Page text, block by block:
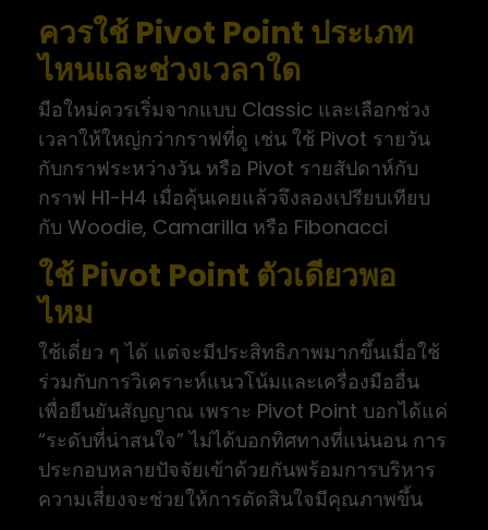
ควรใช้ Pivot Point ประเภท
ไหนและช่วงเวลาใด
มือใหม่ควรเริ่มจากแบบ Classic และเลือกช่วง
เวลาให้ใหญ่กว่ากราฟที่ดู เช่น ใช้ Pivot รายวัน
กับกราฟระหว่างวัน หรือ Pivot รายสัปดาห์กับ
กราฟ H1-H4 เมื่อคุ้นเคยแล้วจึงลองเปรียบเทียบ
กับ Woodie, Camarilla หรือ Fibonacci
ใช้ Pivot Point ตัวเดียวพอ
ไหม
ใช้เดี่ยว ๆ ได้ แต่จะมีประสิทธิภาพมากขึ้นเมื่อใช้
ร่วมกับการวิเคราะห์แนวโน้มและเครื่องมืออื่น
เพื่อยืนยันสัญญาณ เพราะ Pivot Point บอกได้แค่
“ระดับที่น่าสนใจ” ไม่ได้บอกทิศทางที่แน่นอน การ
ประกอบหลายปัจจัยเข้าด้วยกันพร้อมการบริหาร
ความเสี่ยงจะช่วยให้การตัดสินใจมีคุณภาพขึ้น